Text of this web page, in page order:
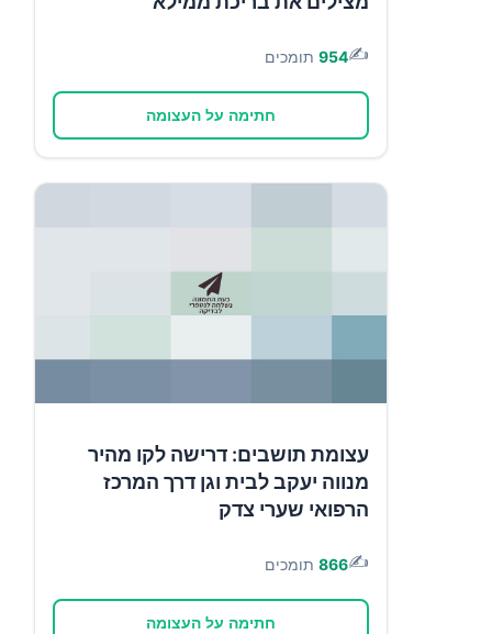
✍️
954 תומכים
חתימה על העצומה
עצומת תושבים: דרישה לקו מהיר
מנווה יעקב לבית וגן דרך המרכז
הרפואי שערי צדק
✍️
866 תומכים
חתימה על העצומה